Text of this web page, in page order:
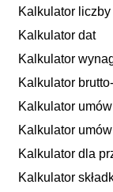
Kalkulator liczby
Kalkulator dat
Kalkulator
Kalkulator
Kalkulator
Kalkulator
Kalkulator dla
Kalkulator